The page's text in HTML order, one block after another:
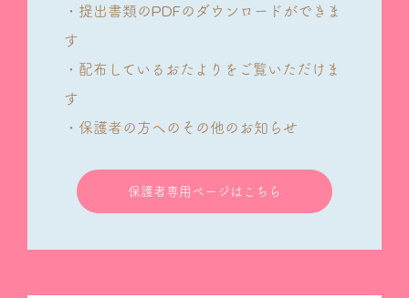
・提出書類のPDFのダウンロードができま
す
・配布しているおたよりをご覧いただけま
す
・保護者の方へのその他のお知らせ
保護者専用ページはこちら